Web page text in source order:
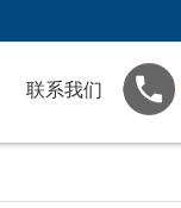
联系我们